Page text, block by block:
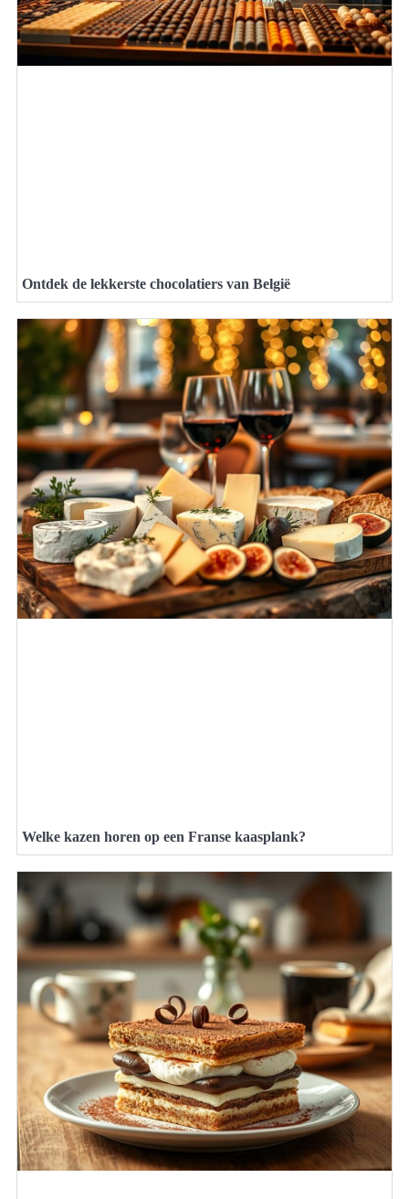
Ontdek de lekkerste chocolatiers van België
Welke kazen horen op een Franse kaasplank?